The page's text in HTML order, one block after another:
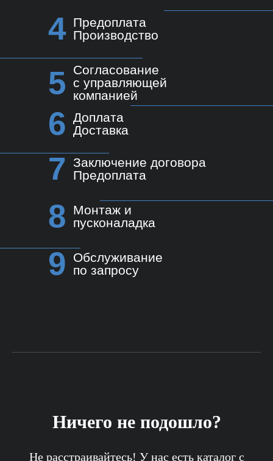
4
5
6
7
8
9
Предоплата
Производство
Согласование
с управляющей
компанией
Доплата
Доставка
Заключение договора
Предоплата
Монтаж и
пусконаладка
Обслуживание
по запросу
Ничего не подошло?
Не расстраивайтесь! У нас есть каталог с